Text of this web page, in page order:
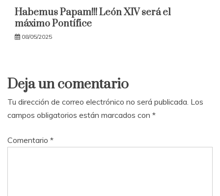
Habemus Papam!!! León XIV será el
máximo Pontífice
08/05/2025
Deja un comentario
Tu dirección de correo electrónico no será publicada. Los
campos obligatorios están marcados con *
Comentario *